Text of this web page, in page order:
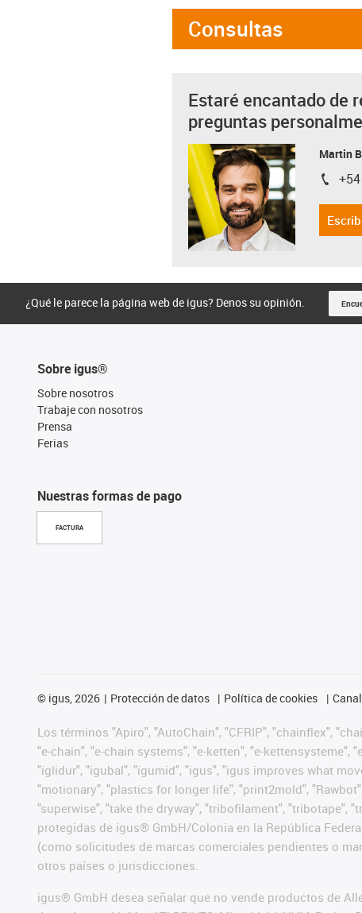
Consultas
Estaré encantado de
preguntas
Martin
igus-
¿Qué le parece la página web de igus? Denos su opinión.
Sobre igus®
Sobre nosotros
Trabaje con nosotros
Prensa
Ferias
Nuestras formas de pago
FACTURA
© igus, 2026 Protección de datos Política de cookies
Los términos "Apiro", "AutoChain", "CFRIP", "chainflex",
"e-chain", "e-chain systems", "e-ketten", "e-kettensysteme",
"iglidur", "igubal", "igumid", "igus", "igus improves what
"motionary", "plastics for longer life", "print2mold",
"superwise", "take the dryway", "tribofilament", "tribotape",
protegidas de igus® GmbH/Colonia en la República
(como solicitudes de marcas comerciales pendientes o
otros países o jurisdicciones.
igus® GmbH desea señalar que no vende productos de